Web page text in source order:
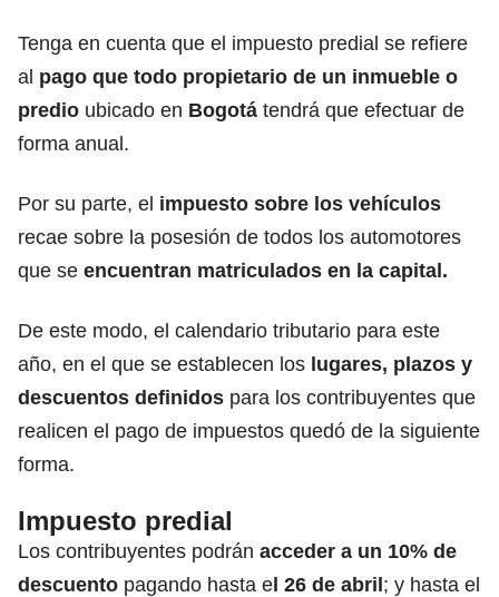
Tenga en cuenta que el impuesto predial se refiere
al pago que todo propietario de un inmueble o
predio ubicado en Bogotá tendrá que efectuar de
forma anual.
Por su parte, el impuesto sobre los vehículos
recae sobre la posesión de todos los automotores
que se encuentran matriculados en la capital.
De este modo, el calendario tributario para este
año, en el que se establecen los lugares, plazos y
descuentos definidos para los contribuyentes que
realicen el pago de impuestos quedó de la siguiente
forma.
Impuesto predial
Los contribuyentes podrán acceder a un 10% de
descuento pagando hasta el 26 de abril; y hasta el